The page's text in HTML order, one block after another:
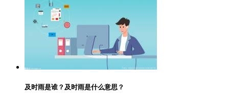
及时雨是谁？及时雨是什么意思？